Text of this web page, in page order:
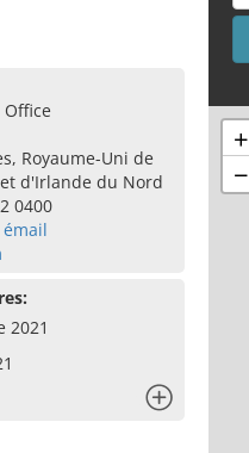
Office
Royaume-Uni de
d'Irlande du Nord
0400
2021
+
−